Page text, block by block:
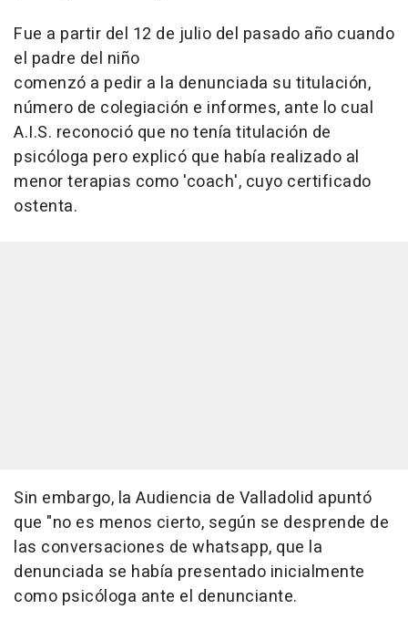
Fue a partir del 12 de julio del pasado año cuando
el padre del niño
comenzó a pedir a la denunciada su titulación,
número de colegiación e informes, ante lo cual
A.I.S. reconoció que no tenía titulación de
psicóloga pero explicó que había realizado al
menor terapias como 'coach', cuyo certificado
ostenta.
Sin embargo, la Audiencia de Valladolid apuntó
que "no es menos cierto, según se desprende de
las conversaciones de whatsapp, que la
denunciada se había presentado inicialmente
como psicóloga ante el denunciante.